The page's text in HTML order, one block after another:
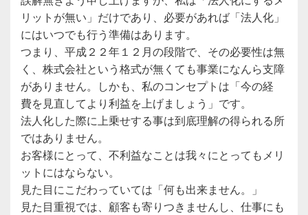
リットが無い」だけであり、必要があれば「法人化」
にはいつでも行う準備はあります。
つまり、平成２２年１２月の段階で、その必要性は無
く、株式会社という格式が無くても事業になんら支障
がありません。しかも、私のコンセプトは「今の経
費を見直してより利益を上げましょう」です。
法人化した際に上乗せする事は到底理解の得られる所
ではありません。
お客様にとって、不利益なことは我々にとってもメリ
ットにはならない。
見た目にこだわっていては「何も出来ません。」
見た目重視では、顧客も寄りつきませんし、仕事にも